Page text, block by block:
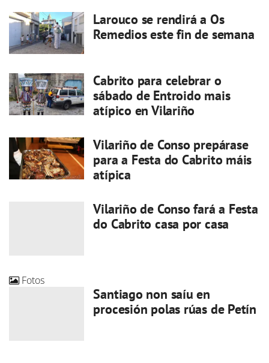
Larouco se rendirá a Os
Remedios este fin de semana
Cabrito para celebrar o
sábado de Entroido mais
atípico en Vilariño
Vilariño de Conso prepárase
para a Festa do Cabrito máis
atípica
Vilariño de Conso fará a Festa
do Cabrito casa por casa
Fotos
Santiago non saíu en
procesión polas rúas de Petín